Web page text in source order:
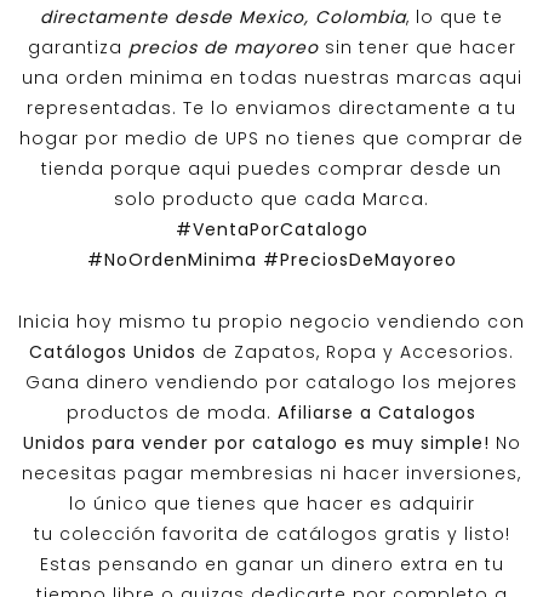
directamente desde Mexico, Colombia, lo que te
garantiza precios de mayoreosin tener que hacer
una orden minima en todas nuestras marcas aqui
representadas. Te lo enviamos directamente a tu
hogar por medio de UPS no tienes que comprar de
tienda porque aqui puedes comprar desde un
solo producto que cada Marca.
#VentaPorCatalogo
#NoOrdenMinima #PreciosDeMayoreo
Inicia hoy mismo tu propio negocio vendiendo con
Catálogos Unidos de Zapatos, Ropa y Accesorios.
Gana dinero vendiendo por catalogo los mejores
productos de moda. Afiliarse a Catalogos
Unidos para vender por catalogo es muy simple! No
necesitas pagar membresias ni hacer inversiones,
lo único que tienes que hacer es adquirir
tu colección favorita de catálogos gratis y listo!
Estas pensando en ganar un dinero extra en tu